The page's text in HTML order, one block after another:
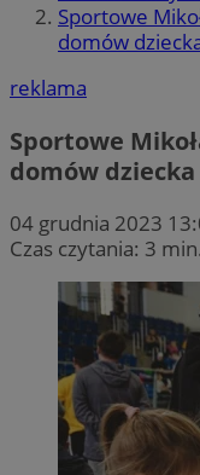
Sportowe
domów
reklama
Sportowe
domów
04 grudnia 2023
Czas czytania: 3 min.